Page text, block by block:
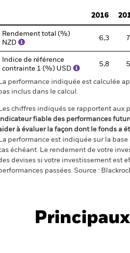
2016
Rendement total (%)
NZD
6,3
Indice de référence
contrainte 1 (%) USD
5,8
performance indiquée est calculée
inclus dans le calcul.
chiffres indiqués se rapportent aux
fiable des performances
à évaluer la façon dont le fonds a
performance est indiquée sur la
échéant. Le rendement de votre
devises si votre investissement est
passées. Source :